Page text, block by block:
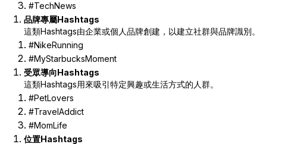
#TechNews
品牌專屬Hashtags
這類Hashtags由企業或個人品牌創建，以建立社群與品牌識別。
#NikeRunning
#MyStarbucksMoment
受眾導向Hashtags
這類Hashtags用來吸引特定興趣或生活方式的人群。
#PetLovers
#TravelAddict
#MomLife
位置Hashtags